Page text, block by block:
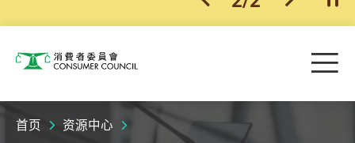
开
消费者委员会 目
首页 资源中心